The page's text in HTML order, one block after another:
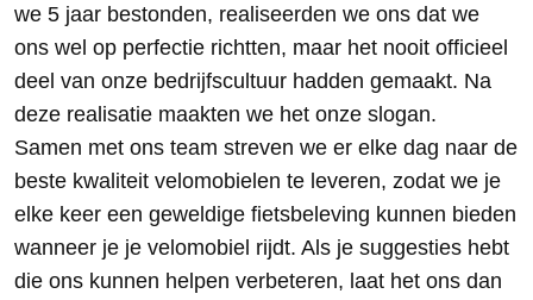
we 5 jaar bestonden, realiseerden we ons dat we
ons wel op perfectie richtten, maar het nooit officieel
deel van onze bedrijfscultuur hadden gemaakt. Na
deze realisatie maakten we het onze slogan.
Samen met ons team streven we er elke dag naar de
beste kwaliteit velomobielen te leveren, zodat we je
elke keer een geweldige fietsbeleving kunnen bieden
wanneer je je velomobiel rijdt. Als je suggesties hebt
die ons kunnen helpen verbeteren, laat het ons dan